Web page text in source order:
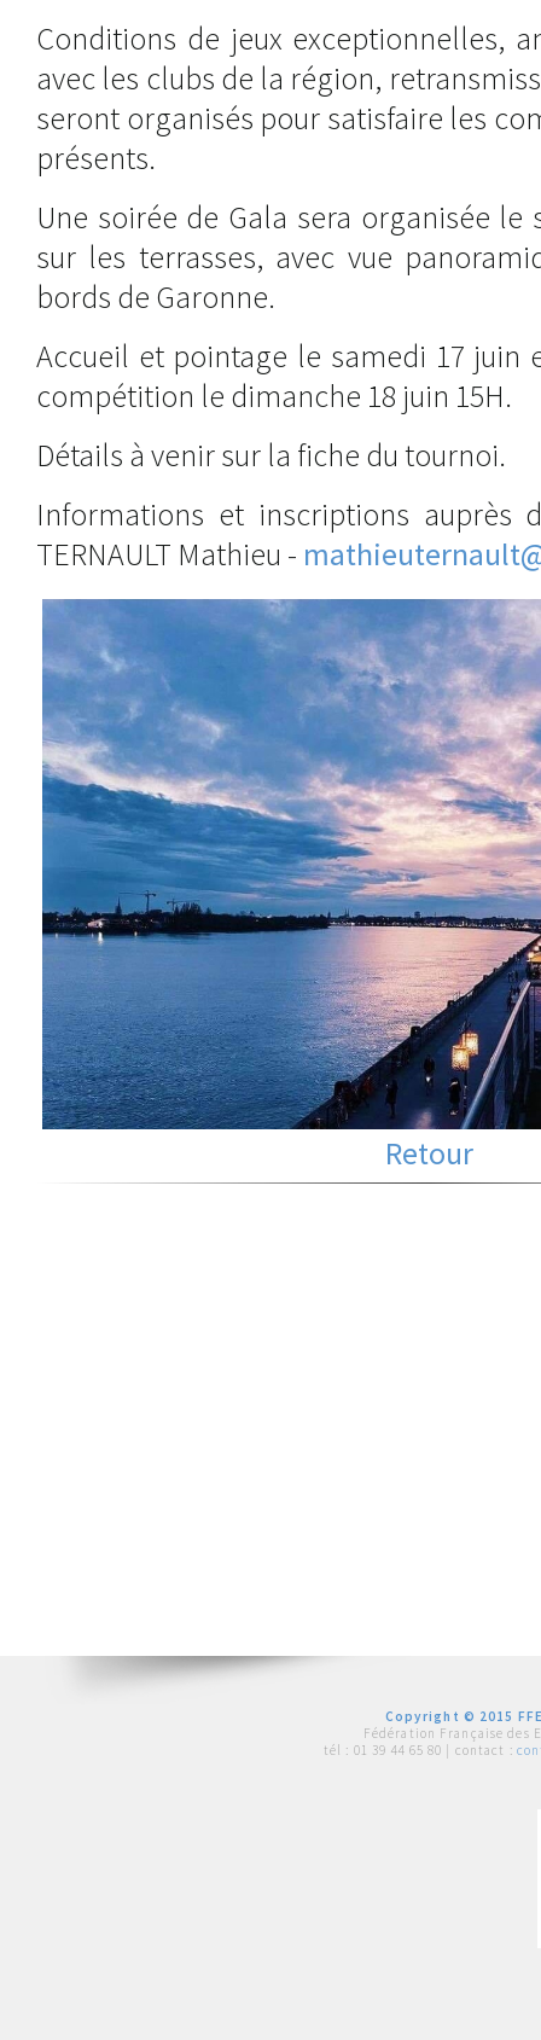
Conditions de jeux exceptionnelles,
avec les clubs de la région,
seront organisés pour satisfaire les
présents.
Une soirée de Gala sera organisée le
sur les terrasses, avec vue
bords de Garonne.
Accueil et pointage le samedi 17 juin
compétition le dimanche 18 juin 15H.
Détails à venir sur la fiche du tournoi.
Informations et inscriptions auprès
TERNAULT Mathieu -
Retour
Copyright © 2015
Fédération Française des
tél : 01 39 44 65 80 | contact :